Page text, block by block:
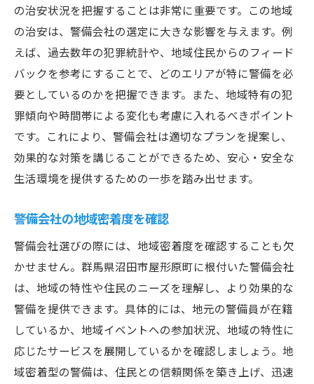
透明な料金体系の重要性
最新技術の導入状況を確認
緊急時の対応力を見極める
警備の種類と地域性を理解した選択が安全を守
る鍵
住宅向けと商業施設向け警備の違い
地域特性に合わせた警備手法の選択
交通整理とイベント警備の重要性
地域の犯罪傾向に基づく対策
防犯カメラと巡回警備の組み合わせ
群馬県沼田市屋形原町で最適な警備サービスと
は
地域に根ざした警備プランの提供
住民の声を反映したサービス改善
地元企業とのパートナーシップ
の治安状況を把握することは非常に重要です。この地域
の治安は、警備会社の選定に大きな影響を与えます。例
えば、過去数年の犯罪統計や、地域住民からのフィード
バックを参考にすることで、どのエリアが特に警備を必
要としているのかを把握できます。また、地域特有の犯
罪傾向や時間帯による変化も考慮に入れるべきポイント
です。これにより、警備会社は適切なプランを提案し、
効果的な対策を講じることができるため、安心・安全な
生活環境を提供するための一歩を踏み出せます。
警備会社の地域密着度を確認
警備会社選びの際には、地域密着度を確認することも欠
かせません。群馬県沼田市屋形原町に根付いた警備会社
は、地域の特性や住民のニーズを理解し、より効果的な
警備を提供できます。具体的には、地元の警備員が在籍
しているか、地域イベントへの参加状況、地域の特性に
応じたサービスを展開しているかを確認しましょう。地
域密着型の警備は、住民との信頼関係を築き上げ、迅速